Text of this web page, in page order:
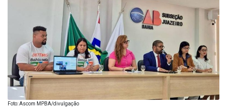
Foto: Ascom MPBA/divulgação